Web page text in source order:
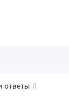
ответы 0